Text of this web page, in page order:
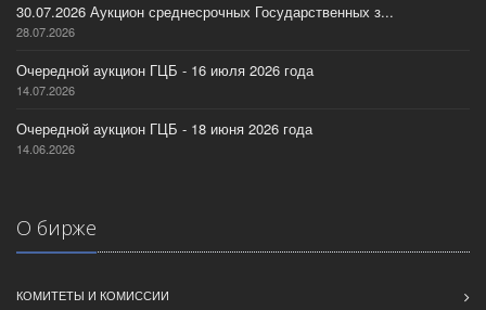
30.07.2026 Аукцион среднесрочных Государственных з...
28.07.2026
Очередной аукцион ГЦБ - 16 июля 2026 года
14.07.2026
Очередной аукцион ГЦБ - 18 июня 2026 года
14.06.2026
О бирже
КОМИТЕТЫ И КОМИССИИ